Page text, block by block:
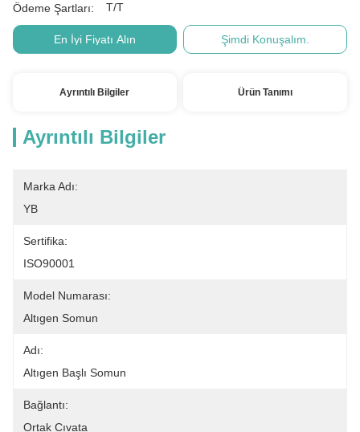
Ödeme Şartları: T/T
En İyi Fiyatı Alın Şimdi Konuşalım.
Ayrıntılı Bilgiler Ürün Tanımı
Ayrıntılı Bilgiler
Marka Adı:
YB
Sertifika:
ISO90001
Model Numarası:
Altıgen Somun
Adı:
Altıgen Başlı Somun
Bağlantı:
Ortak Cıvata